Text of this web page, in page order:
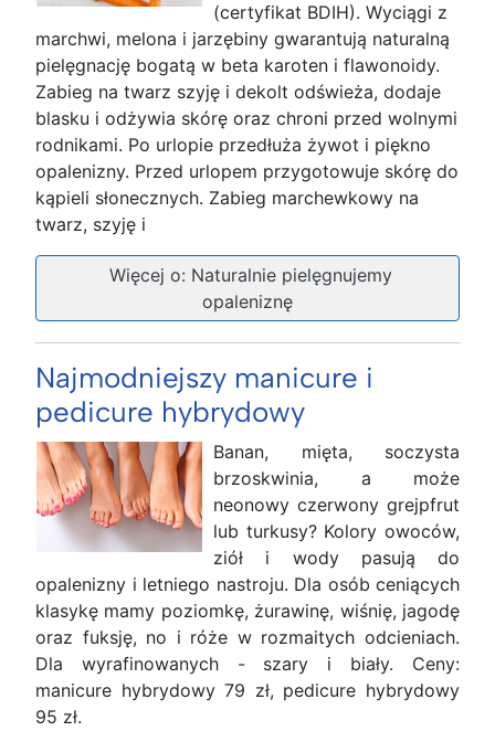
(certyfikat BDIH). Wyciągi z
marchwi, melona i jarzębiny gwarantują naturalną
pielęgnację bogatą w beta karoten i flawonoidy.
Zabieg na twarz szyję i dekolt odświeża, dodaje
blasku i odżywia skórę oraz chroni przed wolnymi
rodnikami. Po urlopie przedłuża żywot i piękno
opalenizny. Przed urlopem przygotowuje skórę do
kąpieli słonecznych. Zabieg marchewkowy na
twarz, szyję i
Więcej o: Naturalnie pielęgnujemy
opaleniznę
Najmodniejszy manicure i
pedicure hybrydowy
Banan, mięta, soczysta
brzoskwinia, a może
neonowy czerwony grejpfrut
lub turkusy? Kolory owoców,
ziół i wody pasują do
opalenizny i letniego nastroju. Dla osób ceniących
klasykę mamy poziomkę, żurawinę, wiśnię, jagodę
oraz fuksję, no i róże w rozmaitych odcieniach.
Dla wyrafinowanych - szary i biały. Ceny:
manicure hybrydowy 79 zł, pedicure hybrydowy
95 zł.